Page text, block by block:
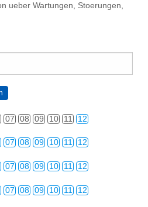
ueber Wartungen, Stoerungen,
07 08 09 10 11 12
07 08 09 10 11 12
07 08 09 10 11 12
07 08 09 10 11 12